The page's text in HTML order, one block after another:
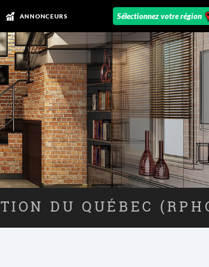
ANNONCEURS
DU QUÉBEC